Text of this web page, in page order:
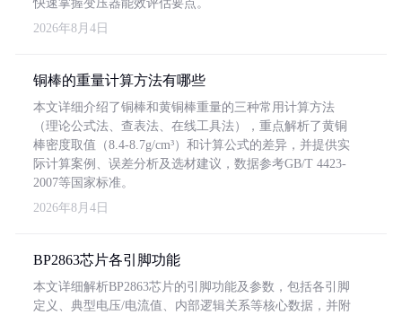
快速掌握变压器能效评估要点。
2026年8月4日
铜棒的重量计算方法有哪些
本文详细介绍了铜棒和黄铜棒重量的三种常用计算方法
（理论公式法、查表法、在线工具法），重点解析了黄铜
棒密度取值（8.4-8.7g/cm³）和计算公式的差异，并提供实
际计算案例、误差分析及选材建议，数据参考GB/T 4423-
2007等国家标准。
2026年8月4日
BP2863芯片各引脚功能
本文详细解析BP2863芯片的引脚功能及参数，包括各引脚
定义、典型电压/电流值、内部逻辑关系等核心数据，并附